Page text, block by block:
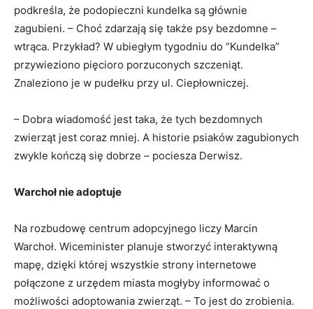
podkreśla, że podopieczni kundelka są głównie
zagubieni. – Choć zdarzają się także psy bezdomne –
wtrąca. Przykład? W ubiegłym tygodniu do “Kundelka”
przywieziono pięcioro porzuconych szczeniąt.
Znaleziono je w pudełku przy ul. Ciepłowniczej.
– Dobra wiadomość jest taka, że tych bezdomnych
zwierząt jest coraz mniej. A historie psiaków zagubionych
zwykle kończą się dobrze – pociesza Derwisz.
Warchoł nie adoptuje
Na rozbudowę centrum adopcyjnego liczy Marcin
Warchoł. Wiceminister planuje stworzyć interaktywną
mapę, dzięki której wszystkie strony internetowe
połączone z urzędem miasta mogłyby informować o
możliwości adoptowania zwierząt. – To jest do zrobienia.